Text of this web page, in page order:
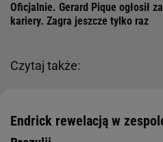
Czytaj także:
Oficjalnie. Gerard Pique ogłosił
kariery. Zagra jeszcze tylko raz
Endrick rewelacją w